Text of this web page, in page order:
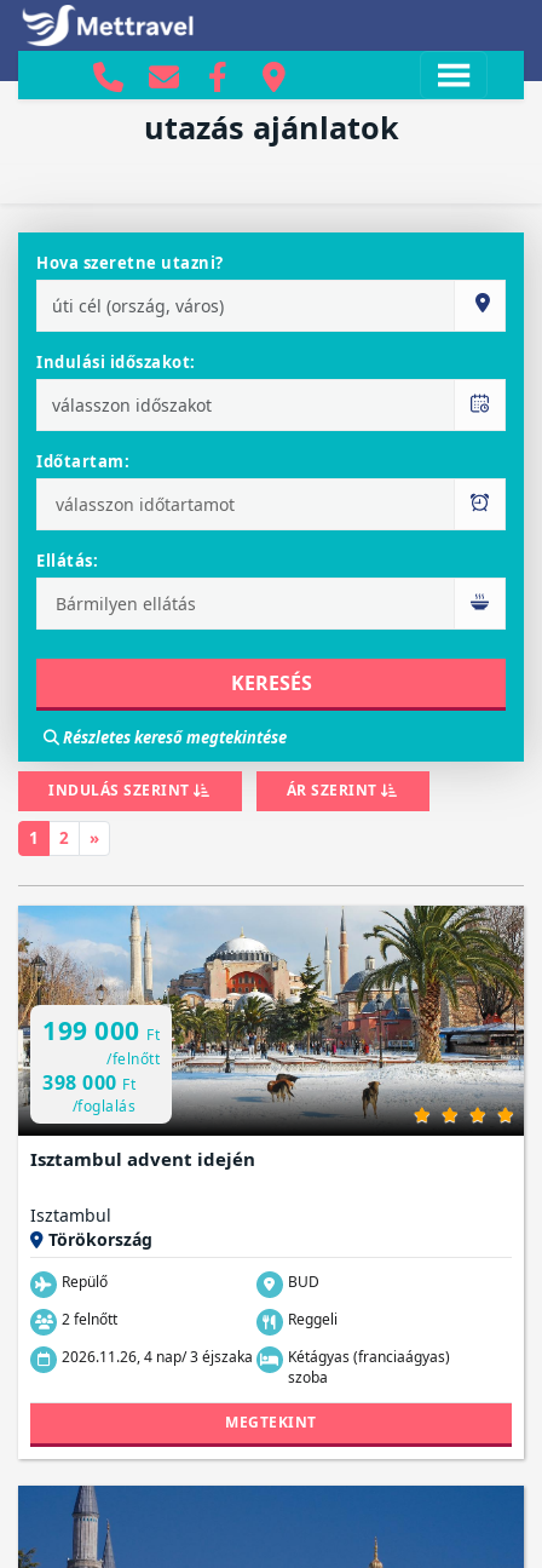
ajánlatokutazás ajánlatok
Hova szeretne utazni?
Indulási időszakot:
Időtartam:
Ellátás:
Részletes kereső megtekintése
INDULÁS SZERINT ÁR SZERINT
1 2 »
199 000 Ft
/felnőtt
398 000 Ft
/foglalás
Isztambul advent idején
Isztambul
Törökország
Repülő
BUD
2 felnőtt
Reggeli
2026.11.26, 4 nap/ 3 éjszaka
Kétágyas (franciaágyas)
szoba
MEGTEKINT